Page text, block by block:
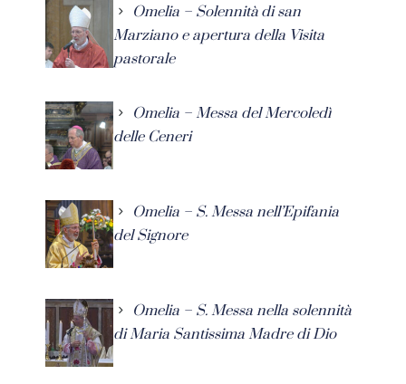
Omelia – Solennità di san
Marziano e apertura della Visita
pastorale
Omelia – Messa del Mercoledì
delle Ceneri
Omelia – S. Messa nell’Epifania
del Signore
Omelia – S. Messa nella solennità
di Maria Santissima Madre di Dio